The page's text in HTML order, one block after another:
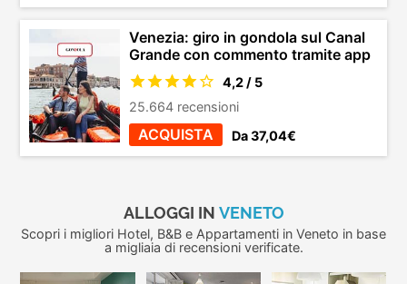
Venezia: giro in gondola sul Canal
Grande con commento tramite app
4,2 / 5
25.664 recensioni
ACQUISTA Da 37,04€
ALLOGGI IN VENETO
Scopri i migliori Hotel, B&B e Appartamenti in Veneto in base
a migliaia di recensioni verificate.